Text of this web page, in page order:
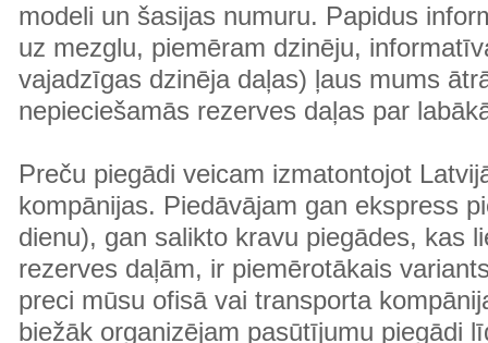
modeli un šasijas numuru. Papidus
uz mezglu, piemēram dzinēju,
vajadzīgas dzinēja daļas) ļaus mums
nepieciešamās rezerves daļas par
Preču piegādi veicam izmatontojot
kompānijas. Piedāvājam gan ekspress
dienu), gan salikto kravu piegādes, kas
rezerves daļām, ir piemērotākais
preci mūsu ofisā vai transporta
biežāk organizējam pasūtījumu piegādi